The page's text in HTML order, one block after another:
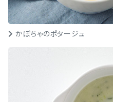
かぼちゃのポタージュ